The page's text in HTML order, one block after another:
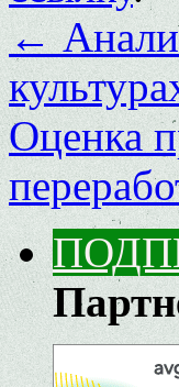
←
Оценка